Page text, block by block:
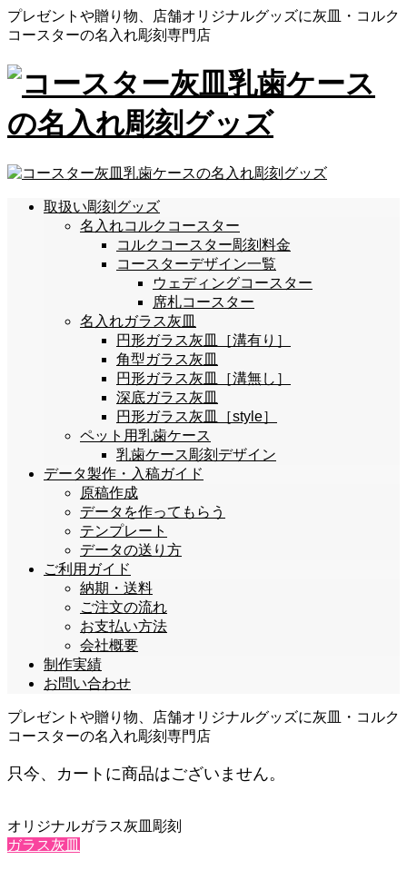
プレゼントや贈り物、店舗オリジナルグッズに灰皿・コルク
コースターの名入れ彫刻専門店
取扱い彫刻グッズ
名入れコルクコースター
コルクコースター彫刻料金
コースターデザイン一覧
ウェディングコースター
席札コースター
名入れガラス灰皿
円形ガラス灰皿［溝有り］
角型ガラス灰皿
円形ガラス灰皿［溝無し］
深底ガラス灰皿
円形ガラス灰皿［style］
ペット用乳歯ケース
乳歯ケース彫刻デザイン
データ製作・入稿ガイド
原稿作成
データを作ってもらう
テンプレート
データの送り方
ご利用ガイド
納期・送料
ご注文の流れ
お支払い方法
会社概要
制作実績
お問い合わせ
プレゼントや贈り物、店舗オリジナルグッズに灰皿・コルク
コースターの名入れ彫刻専門店
只今、カートに商品はございません。
オリジナルガラス灰皿彫刻
ガラス灰皿